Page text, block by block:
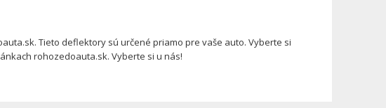
Tieto deflektory sú určené priamo pre vaše auto. Vyberte si
rohozedoauta.sk. Vyberte si u nás!